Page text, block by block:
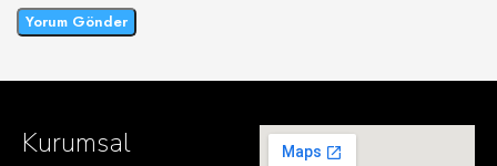
Kurumsal